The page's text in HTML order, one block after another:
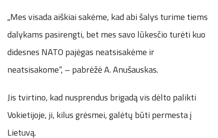
„Mes visada aiškiai sakėme, kad abi šalys turime tiems
dalykams pasirengti, bet mes savo lūkesčio turėti kuo
didesnes NATO pajėgas neatsisakėme ir
neatsisakome“, – pabrėžė A. Anušauskas.
Jis tvirtino, kad nusprendus brigadą vis dėlto palikti
Vokietijoje, ji, kilus grėsmei, galėtų būti permesta į
Lietuvą.